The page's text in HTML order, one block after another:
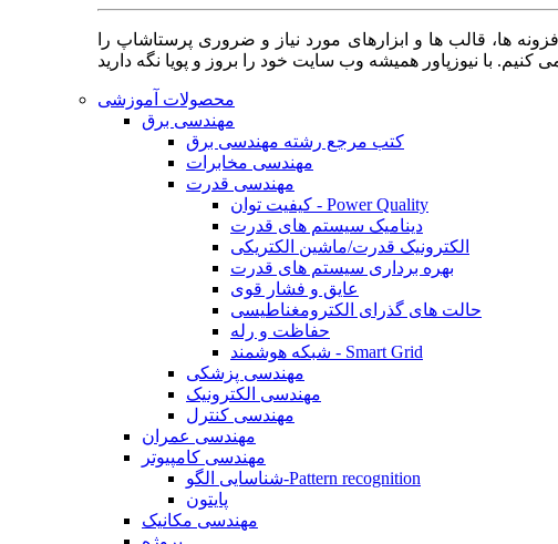
ها، قالب ها و ابزارهای مورد نیاز و ضروری پرستاشاپ را
محصولات آموزشی
مهندسی برق
کتب مرجع رشته مهندسی برق
مهندسی مخابرات
مهندسی قدرت
کیفیت توان - Power Quality
دینامیک سیستم های قدرت
الکترونیک قدرت/ماشین الکتریکی
بهره برداری سیستم های قدرت
عایق و فشار قوی
حالت های گذرای الکترومغناطیسی
حفاظت و رله
شبکه هوشمند - Smart Grid
مهندسی پزشکی
مهندسی الکترونیک
مهندسی کنترل
مهندسی عمران
مهندسی کامپیوتر
شناسایی الگو-Pattern recognition
پایتون
مهندسی مکانیک